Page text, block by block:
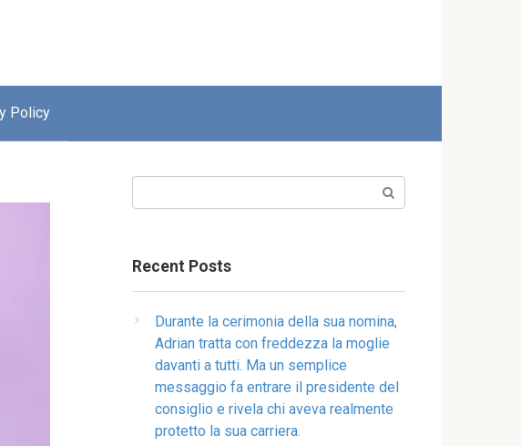
Policy
Recent Posts
Durante la cerimonia della sua nomina,
Adrian tratta con freddezza la moglie
davanti a tutti. Ma un semplice
messaggio fa entrare il presidente del
consiglio e rivela chi aveva realmente
protetto la sua carriera.